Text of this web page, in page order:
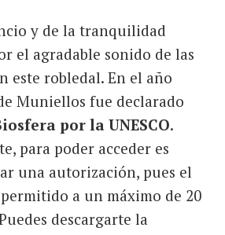
y de la tranquilidad
el agradable sonido de las
este robledal. En el año
Muniellos fue declarado
por la UNESCO.
para poder acceder es
una autorización, pues el
permitido a un máximo de 20
descargarte la